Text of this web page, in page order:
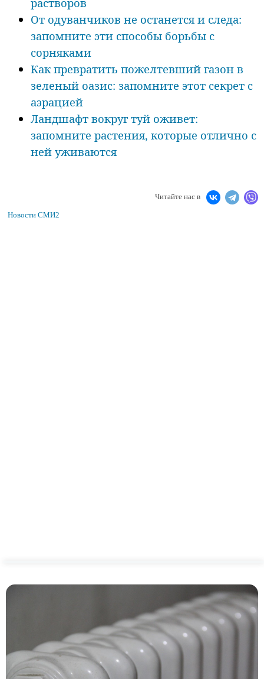
От одуванчиков не останется и следа:
запомните эти способы борьбы с
сорняками
Как превратить пожелтевший газон в
зеленый оазис: запомните этот секрет с
аэрацией
Ландшафт вокруг туй оживет:
запомните растения, которые отлично с
ней уживаются
Читайте нас в
Новости СМИ2